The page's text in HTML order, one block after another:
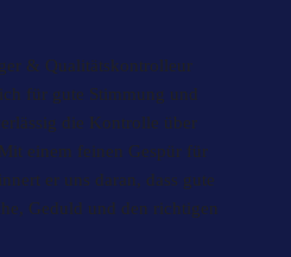
& Qualitätskontrolleur
für gute Stimmung und
die Kontrolle über
einem feinen Gespür für
er uns daran, dass gute
Geduld und den richtigen